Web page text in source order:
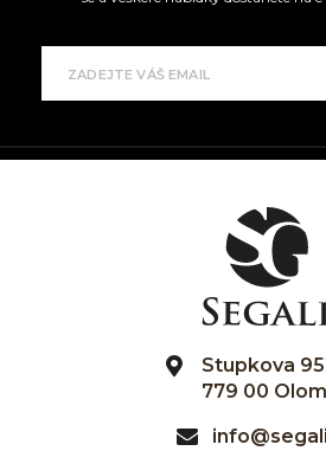
Stupkova
779 00